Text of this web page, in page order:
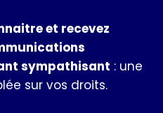
et recevez
sympathisant : une
sur vos droits.